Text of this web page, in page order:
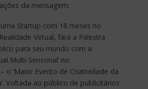
da mensagem.
Startup com 18 meses no
Virtual, fará a Palestra
para seu mundo com a
Multi-Sensorial’ no
– o ‘Maior Evento de Criatividade da
Voltada ao público de publicitários